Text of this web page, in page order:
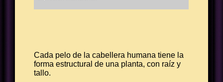
Cada pelo de la cabellera humana tiene la
forma estructural de una planta, con raíz y
tallo.